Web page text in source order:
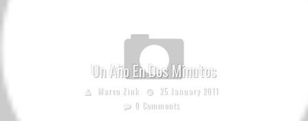
Un Año En Dos Minutos
Marco Zink
25 January 2011
0 Comments